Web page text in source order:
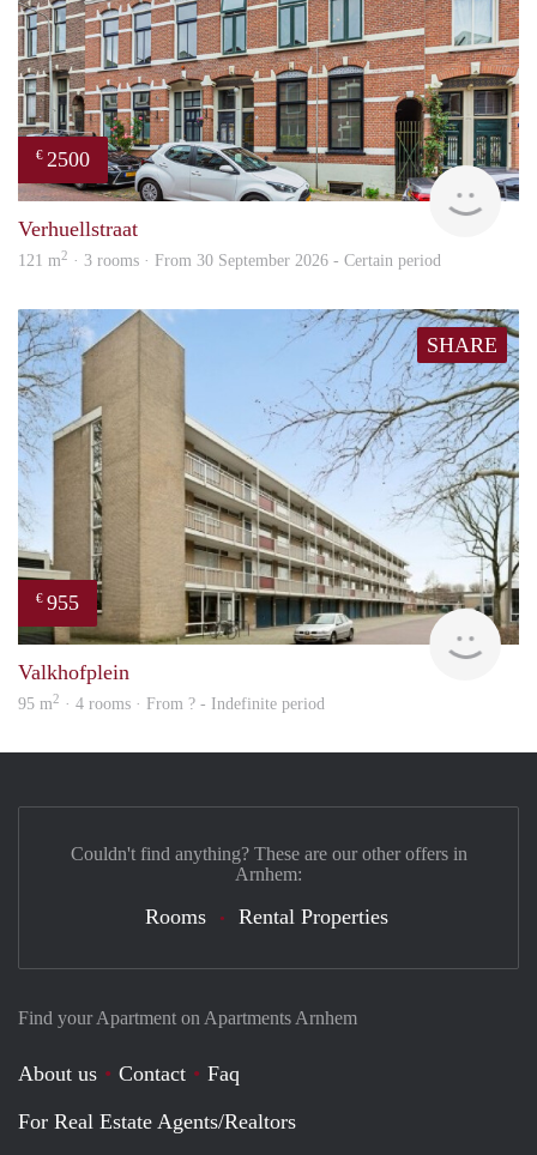
€ 2500
Blinq
Verhuellstraat
121 m2 · 3 rooms · From 30 September 2026 - Certain period
SHARE
€ 955
Valkhofplein
95 m2 · 4 rooms · From ? - Indefinite period
Find your Apartment on Apartments Arnhem
About us Contact
Faq
For Real Estate Agents/Realtors
Couldn't find anything? These are our other offers in
Arnhem:
Rooms Rental Properties